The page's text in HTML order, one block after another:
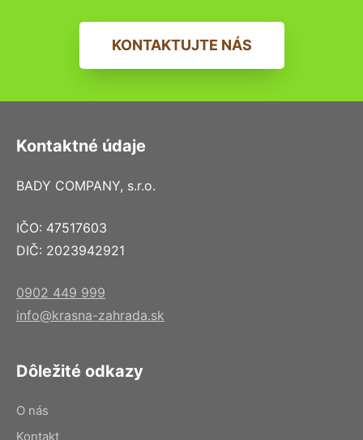
KONTAKTUJTE NÁS
Kontaktné údaje
BADY COMPANY, s.r.o.
IČO: 47517603
DIČ: 2023942921
0902 449 999
info@krasna-zahrada.sk
Dôležité odkazy
O nás
Kontakt